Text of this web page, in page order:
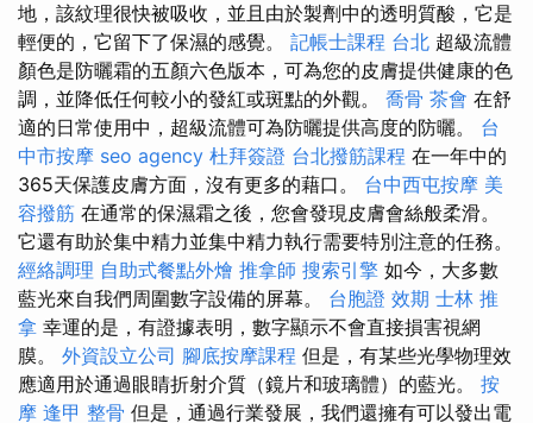
地，該紋理很快被吸收，並且由於製劑中的透明質酸，它是
輕便的，它留下了保濕的感覺。 記帳士課程 台北 超級流體
顏色是防曬霜的五顏六色版本，可為您的皮膚提供健康的色
調，並降低任何較小的發紅或斑點的外觀。 喬骨 茶會 在舒
適的日常使用中，超級流體可為防曬提供高度的防曬。 台
中市按摩 seo agency 杜拜簽證 台北撥筋課程 在一年中的
365天保護皮膚方面，沒有更多的藉口。 台中西屯按摩 美
容撥筋 在通常的保濕霜之後，您會發現皮膚會絲般柔滑。
它還有助於集中精力並集中精力執行需要特別注意的任務。
經絡調理 自助式餐點外燴 推拿師 搜索引擎 如今，大多數
藍光來自我們周圍數字設備的屏幕。 台胞證 效期 士林 推
拿 幸運的是，有證據表明，數字顯示不會直接損害視網
膜。 外資設立公司 腳底按摩課程 但是，有某些光學物理效
應適用於通過眼睛折射介質（鏡片和玻璃體）的藍光。 按
摩 逢甲 整骨 但是，通過行業發展，我們還擁有可以發出電